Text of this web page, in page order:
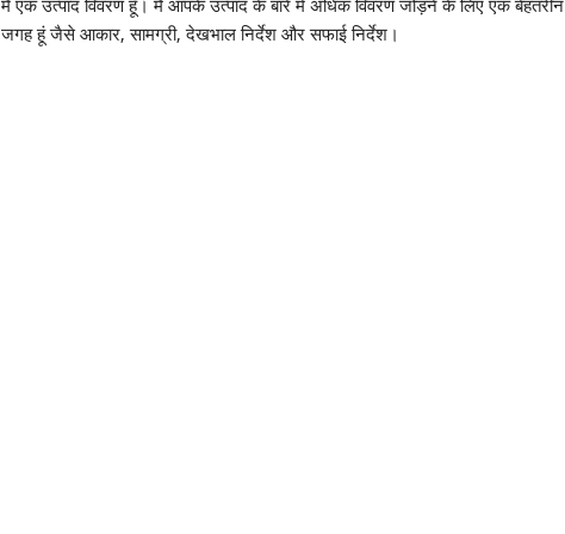
मैं एक उत्पाद विवरण हूँ। मैं आपके उत्पाद के बारे में अधिक विवरण जोड़ने के लिए एक बेहतरीन
जगह हूं जैसे आकार, सामग्री, देखभाल निर्देश और सफाई निर्देश।